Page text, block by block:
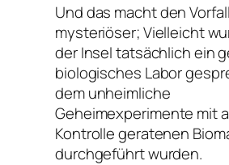
Und das macht den
mysteriöser; Vielleicht
der Insel tatsächlich ein
biologisches Labor
dem unheimliche
Geheimexperimente mit
Kontrolle geratenen
durchgeführt wurden.